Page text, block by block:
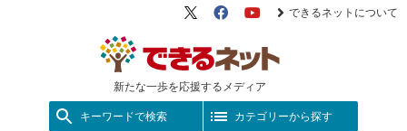
新たな一歩を応援するメディア
X（旧
FacebookYouTube
できるネットについて
キーワードで検索 カテゴリーから探す